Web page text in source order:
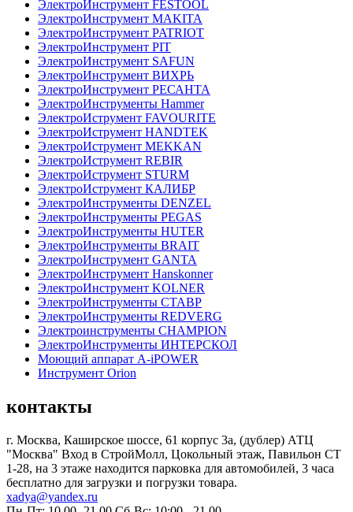
ЭлектроИнструмент FESTOOL
ЭлектроИнструмент MAKITA
ЭлектроИнструмент PATRIOT
ЭлектроИнструмент PIT
ЭлектроИнструмент SAFUN
ЭлектроИнструмент ВИХРЬ
ЭлектроИнструмент РЕСАНТА
ЭлектроИнструменты Hammer
ЭлектроИструмент FAVOURITE
ЭлектроИструмент HANDTEK
ЭлектроИструмент MEKKAN
ЭлектроИструмент REBIR
ЭлектроИструмент STURM
ЭлектроИструмент КАЛИБР
ЭлектроИнструменты DENZEL
ЭлектроИнструменты PEGAS
ЭлектроИнструменты HUTER
ЭлектроИнструменты BRAIT
ЭлектроИнструмент GANTA
ЭлектроИнструмент Hanskonner
ЭлектроИнструмент KOLNER
ЭлектроИнструменты СТАВР
ЭлектроИнструменты REDVERG
Электроинструменты CHAMPION
ЭлектроИнструменты ИНТЕРСКОЛ
Моющий аппарат A-iPOWER
Инструмент Orion
контакты
г. Москва, Каширское шоссе, 61 корпус 3а, (дублер) АТЦ
"Москва" Вход в СтройМолл, Цокольный этаж, Павильон СТ
1-28, на 3 этаже находится парковка для автомобилей, 3 часа
бесплатно для загрузки и погрузки товара.
xadya@yandex.ru